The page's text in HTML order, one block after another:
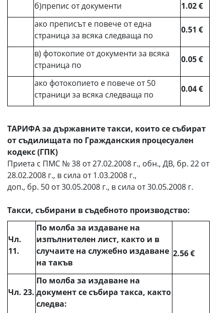
б)препис от документи
1.02 €
ако преписът е повече от една
страница за всяка следваща по
0.51 €
в) фотокопие от документи за всяка
страница по
0.05 €
ако фотокопието е повече от 50
страници за всяка следваща по
0.04 €
ТАРИФА за държавните такси, които се събират
от съдилищата по Гражданския процесуален
кодекс (ГПК)
Приета с ПМС № 38 от 27.02.2008 г., обн., ДВ, бр. 22 от
28.02.2008 г., в сила от 1.03.2008 г.,
доп., бр. 50 от 30.05.2008 г., в сила от 30.05.2008 г.
Такси, събирани в съдебното производство:
Чл.
11.
По молба за издаване на
изпълнителен лист, както и в
случаите на служебно издаване
на такъв
2.56 €
Чл. 23.
По молба за издаване на
документ се събира такса, както
следва: